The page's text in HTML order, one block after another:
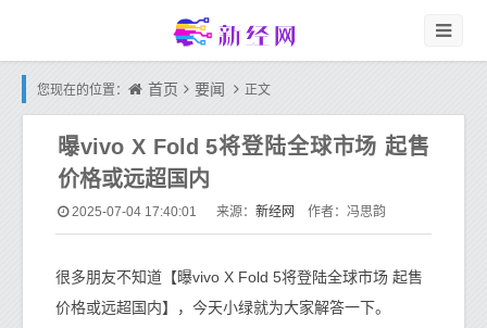
您现在的位置： 首页 要闻 正文
曝vivo X Fold 5将登陆全球市场 起售
价格或远超国内
2025-07-04 17:40:01 来源： 新经网 作者：冯思韵
很多朋友不知道【曝vivo X Fold 5将登陆全球市场 起售
价格或远超国内】，今天小绿就为大家解答一下。